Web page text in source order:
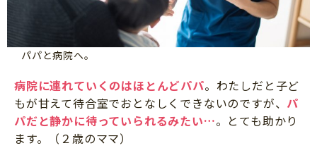
パパと病院へ。
病院に連れていくのはほとんどパパ。わたしだと子ど
もが甘えて待合室でおとなしくできないのですが、 パ
パだと静かに待っていられるみたい…。とても助かり
ます。（２歳のママ）